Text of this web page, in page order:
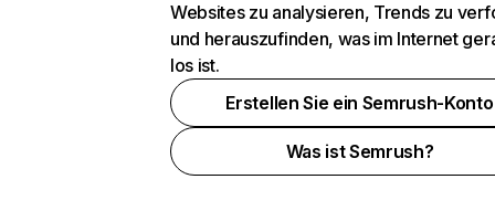
Websites zu analysieren, Trends zu
und herauszufinden, was im Internet
los ist.
Erstellen Sie ein Semrush-Konto
Was ist Semrush?